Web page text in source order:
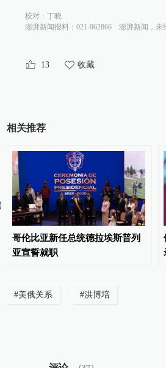
校对： 丁晓
澎湃新闻报料：021-962866
澎湃新闻，未
13 收藏
相关推荐
哥伦比亚新任总统德拉埃斯普列
亚宣誓就职
#美俄关系 #洪博培